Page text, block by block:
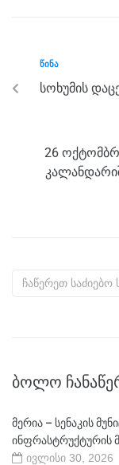
b
o
g
ᲬᲘᲜᲐ
სოხუმის
26
ᲑᲝᲚᲝ
მერია – სენაკის
ინფრასტრუქტურის
ივლისი 30, 2026